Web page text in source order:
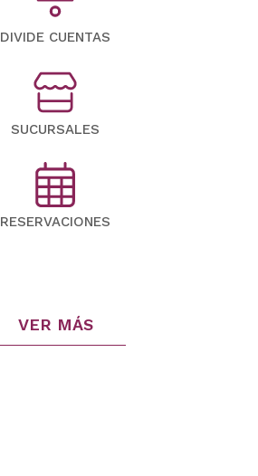
DIVIDE CUENTAS
SUCURSALES
RESERVACIONES
VER MÁS